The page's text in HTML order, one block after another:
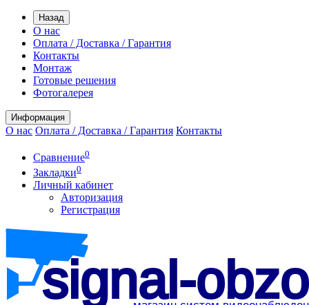
Назад
О нас
Оплата / Доставка / Гарантия
Контакты
Монтаж
Готовые решения
Фотогалерея
Информация
О нас Оплата / Доставка / Гарантия Контакты
Сравнение0
Закладки0
Личный кабинет
Авторизация
Регистрация